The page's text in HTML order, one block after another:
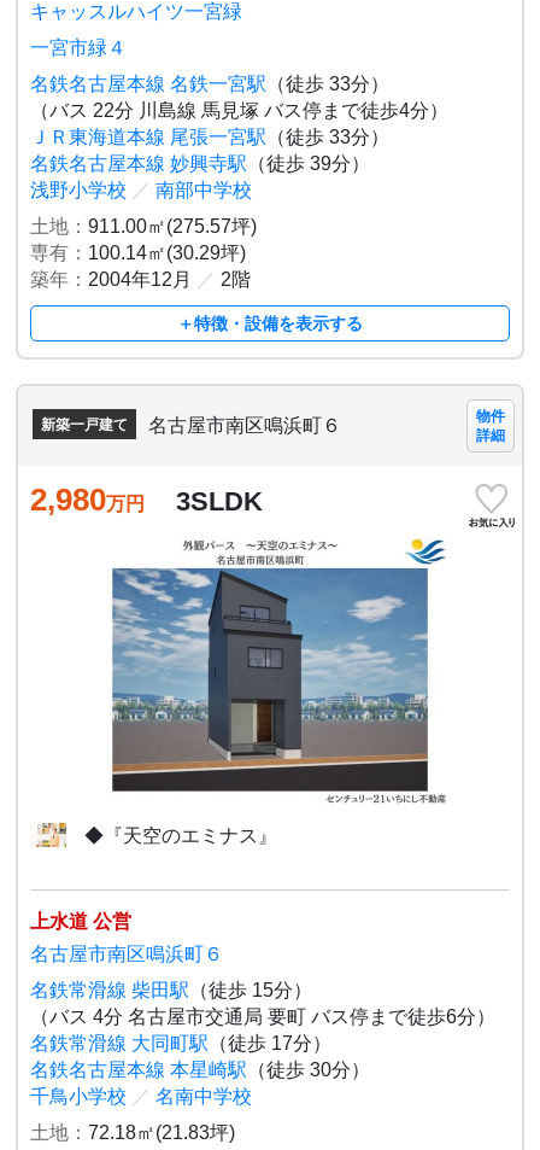
キャッスルハイツ一宮緑
一宮市緑４
名鉄名古屋本線 名鉄一宮駅 （徒歩 33分）
（バス 22分 川島線 馬見塚 バス停まで徒歩4分）
ＪＲ東海道本線 尾張一宮駅 （徒歩 33分）
名鉄名古屋本線 妙興寺駅 （徒歩 39分）
浅野小学校 ／ 南部中学校
土地：911.00㎡(275.57坪)
専有： 100.14㎡(30.29坪)
築年： 2004年12月 ／ 2階
＋特徴・設備を表示する
新築一戸建て 名古屋市南区鳴浜町６
物件
詳細
2,980万円 3SLDK
◆『天空のエミナス』
上水道 公営
名古屋市南区鳴浜町６
名鉄常滑線 柴田駅 （徒歩 15分）
（バス 4分 名古屋市交通局 要町 バス停まで徒歩6分）
名鉄常滑線 大同町駅 （徒歩 17分）
名鉄名古屋本線 本星崎駅 （徒歩 30分）
千鳥小学校 ／ 名南中学校
土地：72.18㎡(21.83坪)